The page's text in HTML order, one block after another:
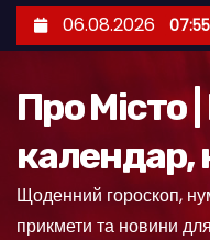
е
06.08.2026 07:55
Про Місто
календар,
Щоденний гороскоп,
прикмети та новини